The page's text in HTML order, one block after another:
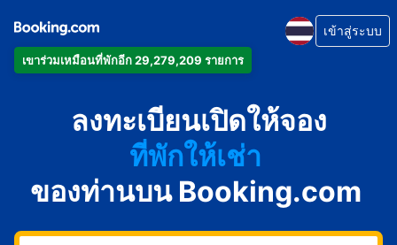
เข้าร่วมเหมือนที่พักอีก 29,279,209 รายการ
เข้าสู่ระบบ
ลงทะเบียนเปิดให้จอง
อพาร์ตเมนต์
โรงแรม
ที่พักให้เช่า
เกสต์เฮาส์
บีแอนด์บี
ของท่านบน Booking.com